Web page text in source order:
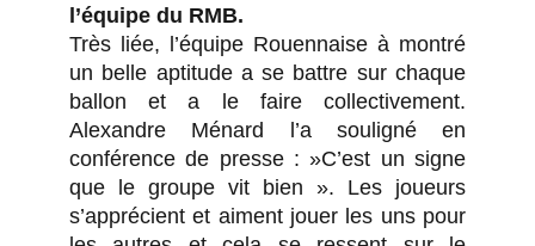
l’équipe du RMB.
Très liée, l’équipe Rouennaise à montré
un belle aptitude a se battre sur chaque
ballon et a le faire collectivement.
Alexandre Ménard l’a souligné en
conférence de presse : »C’est un signe
que le groupe vit bien ». Les joueurs
s’apprécient et aiment jouer les uns pour